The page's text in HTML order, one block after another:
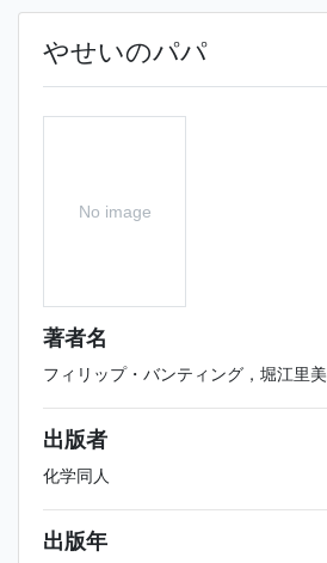
やせいのパパ
No image
著者名
フィリップ・バンティング，堀江里美
出版者
化学同人
出版年